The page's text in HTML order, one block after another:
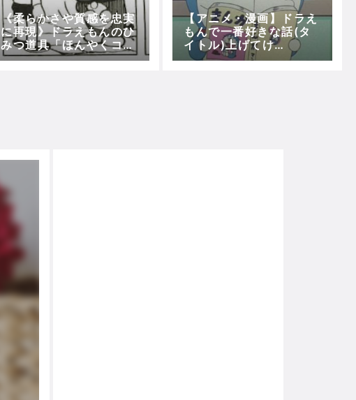
《柔らかさや質感を忠実
に再現》ドラえもんのひ
みつ道具「ほんやくコン
ニャク」を発売！！(PO
【アニメ・漫画】ドラえ
もんで一番好きな話(タ
イトル)上げてけ
ー！！！！！